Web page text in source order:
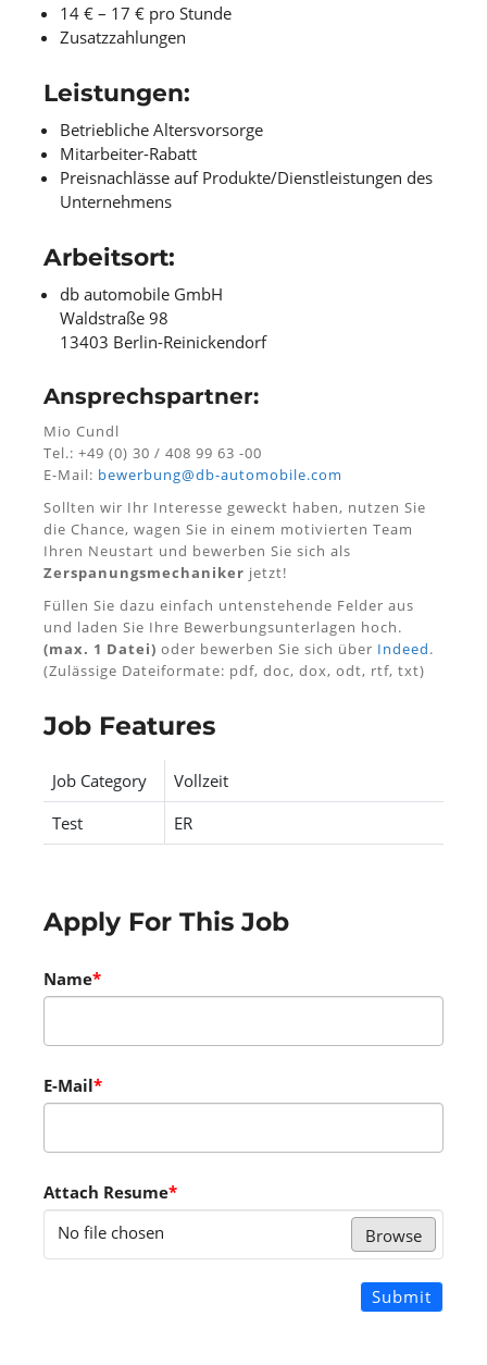
14 € – 17 € pro Stunde
Zusatzzahlungen
Leistungen:
Betriebliche Altersvorsorge
Mitarbeiter-Rabatt
Preisnachlässe auf Produkte/Dienstleistungen des
Unternehmens
Arbeitsort:
db automobile GmbH
Waldstraße 98
13403 Berlin-Reinickendorf
Ansprechspartner:
Mio Cundl
Tel.: +49 (0) 30 / 408 99 63 -00
E-Mail: bewerbung@db-automobile.com
Sollten wir Ihr Interesse geweckt haben, nutzen Sie
die Chance, wagen Sie in einem motivierten Team
Ihren Neustart und bewerben Sie sich als
Zerspanungsmechaniker jetzt!
Füllen Sie dazu einfach untenstehende Felder aus
und laden Sie Ihre Bewerbungsunterlagen hoch.
(max. 1 Datei) oder bewerben Sie sich über Indeed.
(Zulässige Dateiformate: pdf, doc, dox, odt, rtf, txt)
Job Features
Job Category
Vollzeit
Test
ER
Apply For This Job
Name*
E-Mail*
Attach Resume*
No file chosen
Browse
Submit